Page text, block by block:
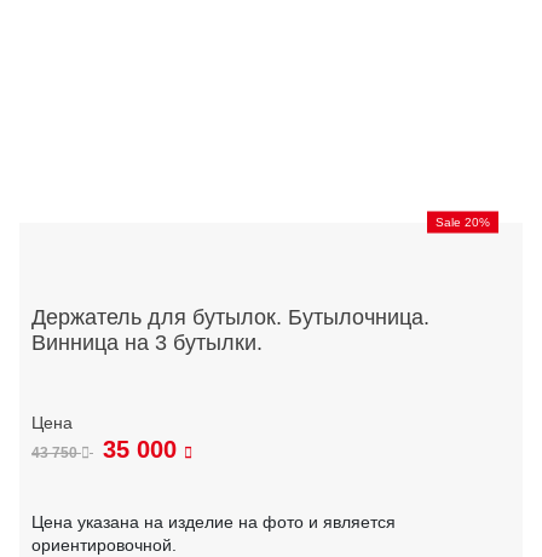
Sale 20%
Держатель для бутылок. Бутылочница.
Винница на 3 бутылки.
43 750 35 000
Цена указана на изделие на фото и является
ориентировочной.